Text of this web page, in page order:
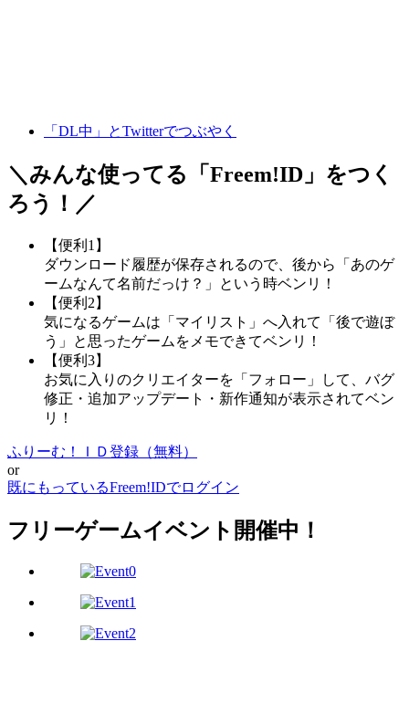
「DL中」とTwitterでつぶやく
＼みんな使ってる「 Freem!ID 」をつく
ろう！／
【便利1】
ダウンロード履歴が保存されるので、後から「あのゲ
ームなんて名前だっけ？」という時ベンリ！
【便利2】
気になるゲームは「マイリスト」へ入れて「後で遊ぼ
う」と思ったゲームをメモできてベンリ！
【便利3】
お気に入りのクリエイターを「フォロー」して、バグ
修正・追加アップデート・新作通知が表示されてベン
リ！
ふりーむ！ＩＤ登録（無料）
or
既にもっているFreem!IDでログイン
フリーゲームイベント開催中！